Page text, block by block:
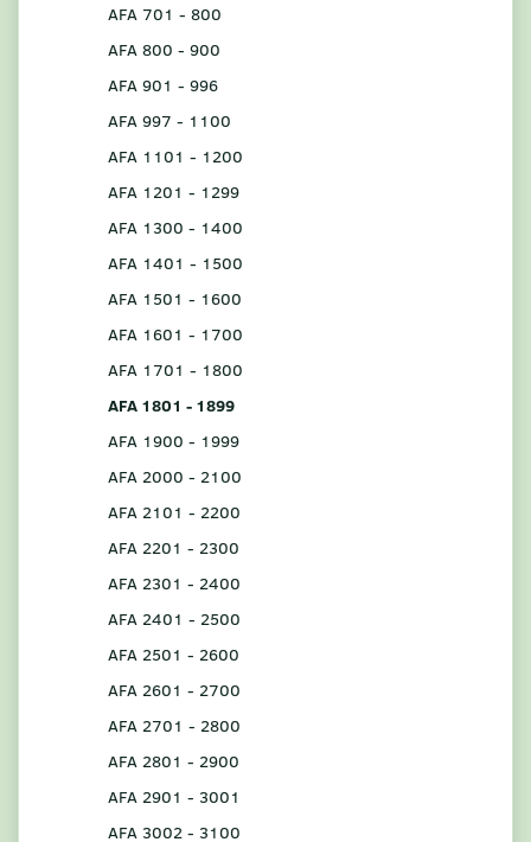
AFA 701 - 800
AFA 800 - 900
AFA 901 - 996
AFA 997 - 1100
AFA 1101 - 1200
AFA 1201 - 1299
AFA 1300 - 1400
AFA 1401 - 1500
AFA 1501 - 1600
AFA 1601 - 1700
AFA 1701 - 1800
AFA 1801 - 1899
AFA 1900 - 1999
AFA 2000 - 2100
AFA 2101 - 2200
AFA 2201 - 2300
AFA 2301 - 2400
AFA 2401 - 2500
AFA 2501 - 2600
AFA 2601 - 2700
AFA 2701 - 2800
AFA 2801 - 2900
AFA 2901 - 3001
AFA 3002 - 3100